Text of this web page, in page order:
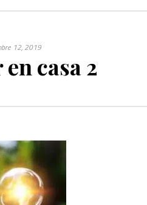
12, 2019
casa 2